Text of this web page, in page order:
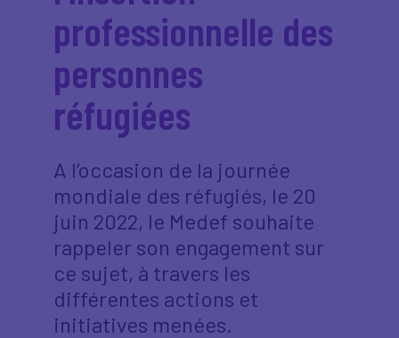
professionnelle des
personnes
réfugiées
A l’occasion de la journée
mondiale des réfugiés, le 20
juin 2022, le Medef souhaite
rappeler son engagement sur
ce sujet, à travers les
différentes actions et
initiatives menées.